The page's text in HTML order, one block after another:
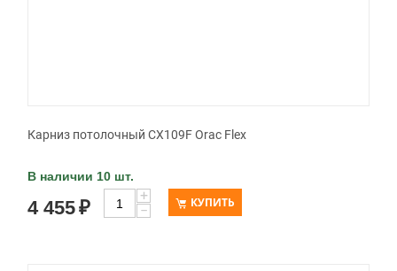
Карниз потолочный CX109F Orac Flex
В наличии 10 шт.
4 455₽
+
−
КУПИТЬ